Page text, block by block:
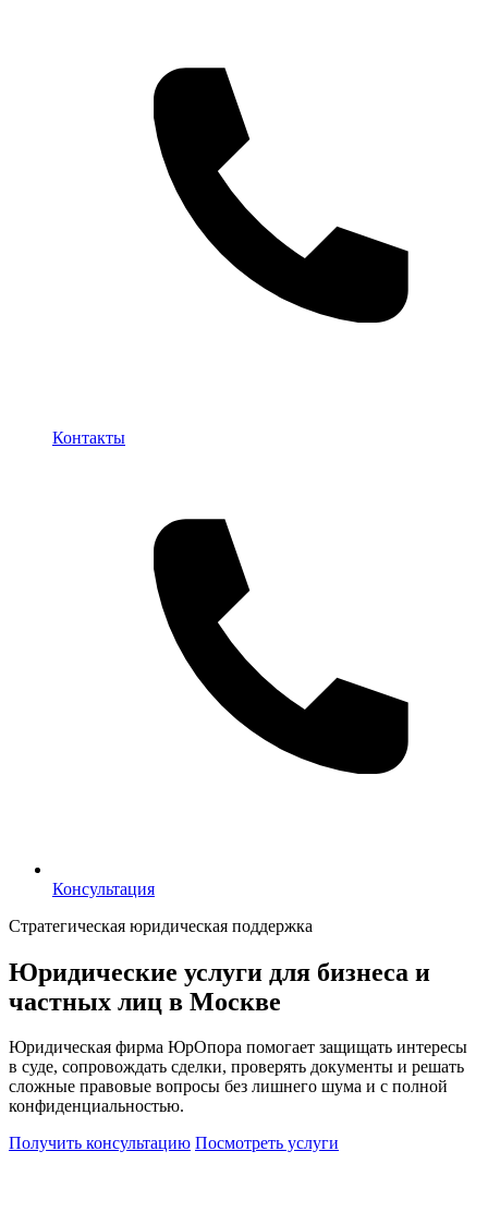
Контакты
Контакты
Консультация
Консультация
Стратегическая юридическая поддержка
Юридические услуги для бизнеса и
частных лиц в Москве
Юридическая фирма ЮрОпора помогает защищать интересы
в суде, сопровождать сделки, проверять документы и решать
сложные правовые вопросы без лишнего шума и с полной
конфиденциальностью.
Получить консультацию Посмотреть услуги